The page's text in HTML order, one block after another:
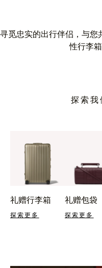
寻觅忠实的出行伴侣，与您
性行李
探索我
礼赠行李箱
探索更多
礼赠包袋
探索更多